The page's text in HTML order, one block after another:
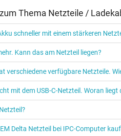
Thema Netzteile /
schneller mit einem stärkeren
Kann das am Netzteil liegen?
verschiedene verfügbare Netzteile.
mit dem USB-C-Netzteil. Woran liegt
Delta Netzteil bei IPC‑Computer